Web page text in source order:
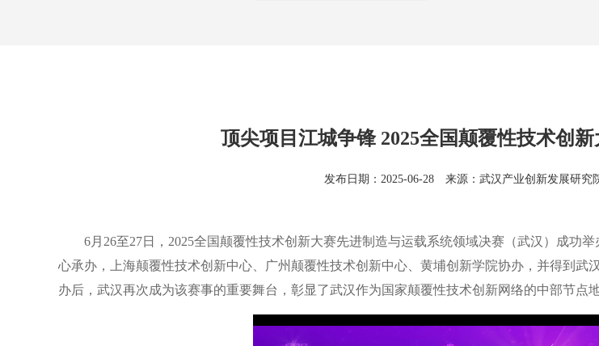
顶尖项目江城争锋 2025全国颠覆性技术创
发布日期：2025-06-28 来源：武汉产业创新发展研究
6月26至27日，2025全国颠覆性技术创新大赛先进制造与运载系统领域决赛（武汉）成功
心承办，上海颠覆性技术创新中心、广州颠覆性技术创新中心、黄埔创新学院协办，并得到
办后，武汉再次成为该赛事的重要舞台，彰显了武汉作为国家颠覆性技术创新网络的中部节点地